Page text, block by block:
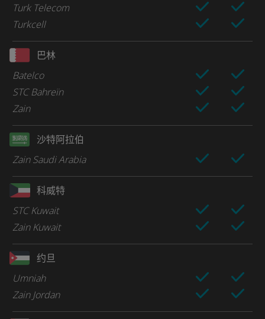
Turk Telecom
Turkcell
巴林
Batelco
STC Bahreïn
Zain
沙特阿拉伯
Zain Saudi Arabia
科威特
STC Kuwait
Zain Kuwait
约旦
Umniah
Zain Jordan